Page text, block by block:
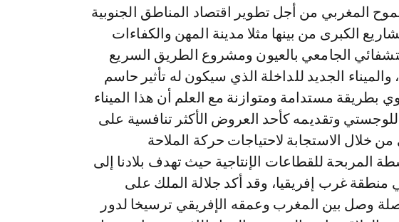
المغربي من أجل تطوير اقتصاد المناطق الجنوبية
الكبرى من بينها مثلا مدينة المهن والكفاءات
الجامعي بالعيون ومشروع الطريق السريع
والميناء الجديد للداخلة الذي سيكون له تأثير حاسم
بطريقة مستدامة ومتوازنة مع العلم أن هذا الميناء
وتقديمه كأحد العروض الأكثر تنافسية على
خلال الاستجابة لاحتياجات حركة الملاحة
المربحة للقطاعات الإنتاجية حيث تهدف بلادنا إلى
منطقة غرب إفريقيا، وقد أكد جلالة الملك على
وصل بين المغرب وعمقه الإفريقي ترسيخا لدور